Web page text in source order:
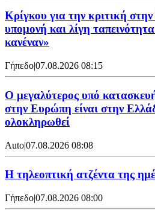
Κρίγκου για την κριτική
υπομονή και λίγη
κανέναν»
Γήπεδο|07.08.2026 08:15
Ο μεγαλύτερος υπό
στην Ευρώπη είναι στην
ολοκληρωθεί
Auto|07.08.2026 08:08
Η τηλεοπτική ατζέντα της
Γήπεδο|07.08.2026 08:00